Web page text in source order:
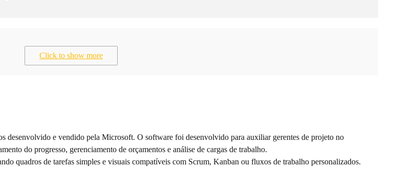
Click to show more
desenvolvido e vendido pela Microsoft. O software foi desenvolvido para auxiliar gerentes de projeto no
do progresso, gerenciamento de orçamentos e análise de cargas de trabalho.
quadros de tarefas simples e visuais compatíveis com Scrum, Kanban ou fluxos de trabalho personalizados.